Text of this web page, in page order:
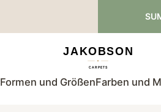
Formen und GrößenFarben und